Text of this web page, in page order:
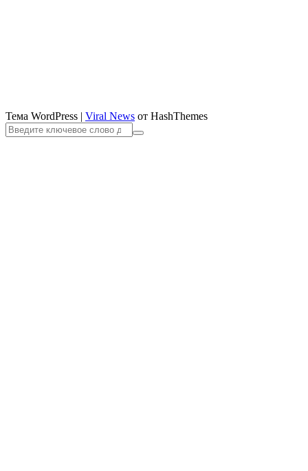
Тема WordPress | Viral News от HashThemes